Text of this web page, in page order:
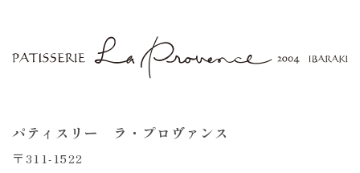
パティスリー ラ・プロヴァンス
〒311-1522